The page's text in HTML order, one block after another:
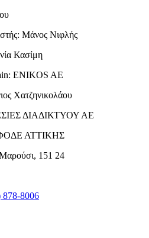
Μάνος Νιφλής
Κασίμη
ENIKOS AE
Χατζηνικολάου
ΔΙΑΔΙΚΤΥΟΥ ΑΕ
ΑΤΤΙΚΗΣ
151 24
878-8006